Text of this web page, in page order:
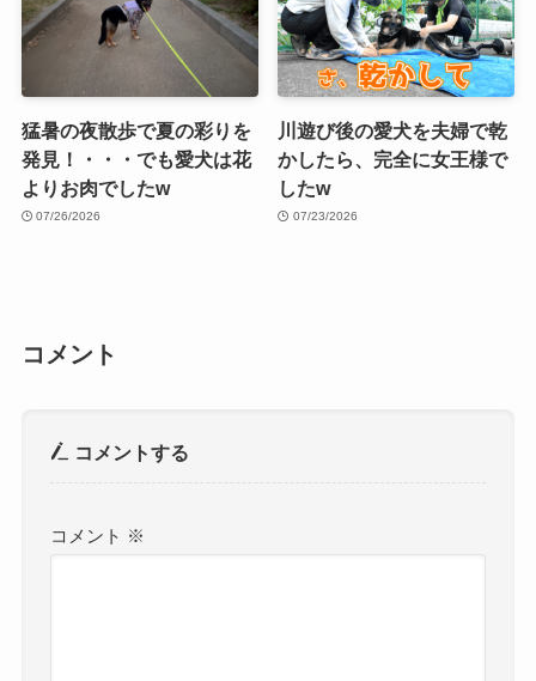
猛暑の夜散歩で夏の彩りを
発見！・・・でも愛犬は花
よりお肉でしたw
07/26/2026
川遊び後の愛犬を夫婦で乾
かしたら、完全に女王様で
したw
07/23/2026
コメント
コメントする
コメント ※